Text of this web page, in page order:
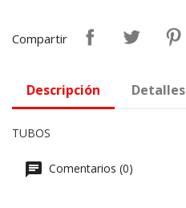
Compartir
Descripción
TUBOS
Comentarios (0)